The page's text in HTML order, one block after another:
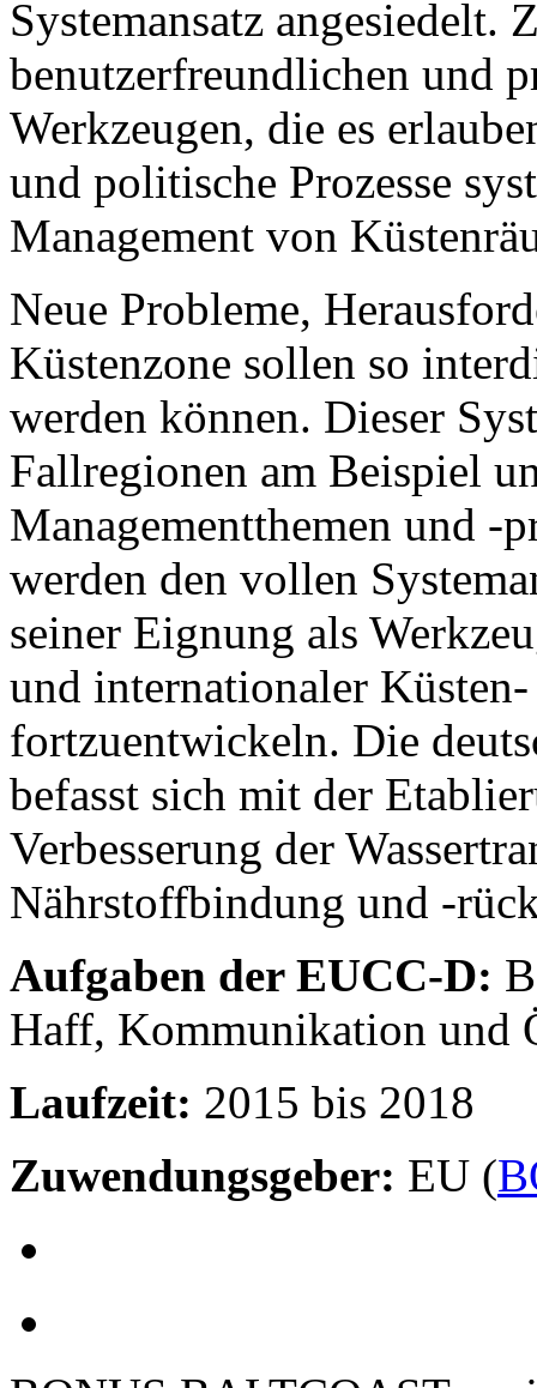
Systemansatz
benutzerfreundlichen und
Werkzeugen, die es
und politische Prozesse
Management von
Neue Probleme,
Küstenzone sollen so
werden können. Dieser
Fallregionen am Beispiel
Managementthemen und -
werden den vollen
seiner Eignung als
und internationaler
fortzuentwickeln. Die
befasst sich mit der
Verbesserung der
Nährstoffbindung und -
Aufgaben der EUCC-D:
Haff, Kommunikation und
Laufzeit: 2015 bis 2018
Zuwendungsgeber: EU (